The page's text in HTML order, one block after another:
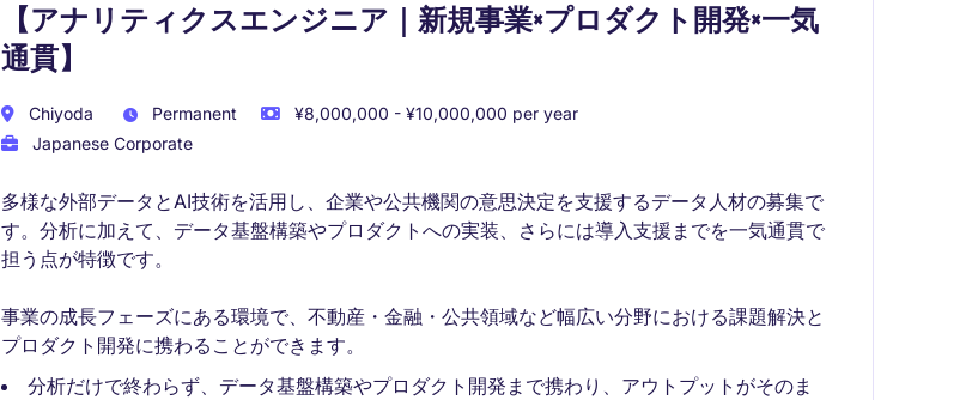
【アナリティクスエンジニア｜新規事業×プロダクト開発×一気
通貫】
Chiyoda Permanent
¥8,000,000 - ¥10,000,000 per year
Japanese Corporate
多様な外部データとAI技術を活用し、企業や公共機関の意思決定を支援するデータ人材の募集で
す。分析に加えて、データ基盤構築やプロダクトへの実装、さらには導入支援までを一気通貫で
担う点が特徴です。
事業の成長フェーズにある環境で、不動産・金融・公共領域など幅広い分野における課題解決と
プロダクト開発に携わることができます。
分析だけで終わらず、データ基盤構築やプロダクト開発まで携わり、アウトプットがそのま